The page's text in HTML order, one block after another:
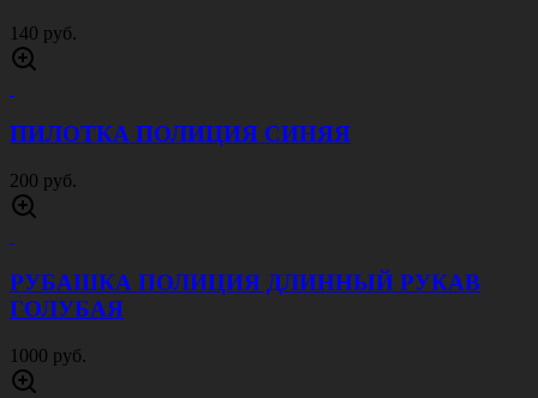
140 руб.
ПИЛОТКА ПОЛИЦИЯ СИНЯЯ
200 руб.
РУБАШКА ПОЛИЦИЯ ДЛИННЫЙ РУКАВ
ГОЛУБАЯ
1000 руб.